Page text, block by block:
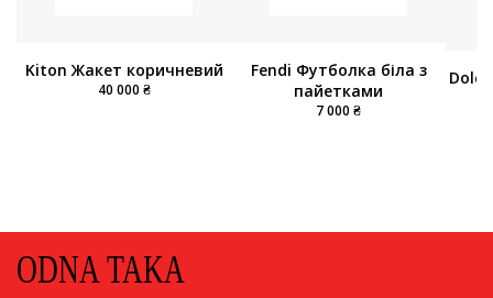
Kiton Жакет коричневий
40 000 ₴
Fendi Футболка біла з
пайетками
7 000 ₴
ODNA TAKA